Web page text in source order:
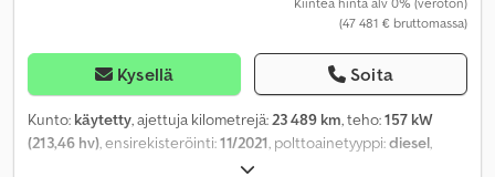
(47 481 € bruttomassa)
Kysellä Soita
Kunto: käytetty, ajettuja kilometrejä:23 489 km, teho:157 kW
(213,46 hv), ensirekisteröinti:11/2021, polttoainetyyppi:diesel,
valkoinen